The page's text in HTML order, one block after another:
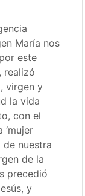
María nos
este
realizó
virgen y
la vida
con el
‘mujer
de nuestra
de la
precedió
y